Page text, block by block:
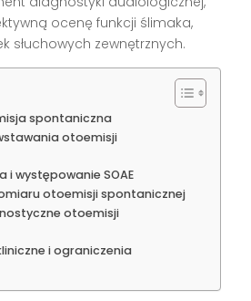
ocenę funkcji ślimaka,
słuchowych zewnętrznych.
spontaniczna
otoemisji
i występowanie SOAE
otoemisji spontanicznej
otoemisji
i ograniczenia